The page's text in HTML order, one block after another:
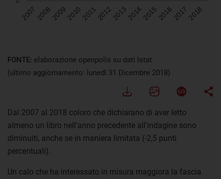
FONTE: elaborazione openpolis su dati Istat
(ultimo aggiornamento: lunedì 31 Dicembre 2018)
Dal 2007 al 2018 coloro che dichiarano di aver letto
almeno un libro nell'anno precedente all'indagine sono
diminuiti, anche se in maniera limitata (-2,5 punti
percentuali).
Un calo che ha interessato in misura maggiora la fascia